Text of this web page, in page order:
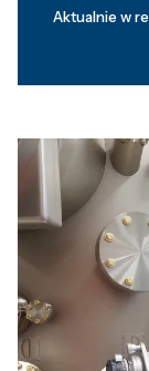
Aktualnie w